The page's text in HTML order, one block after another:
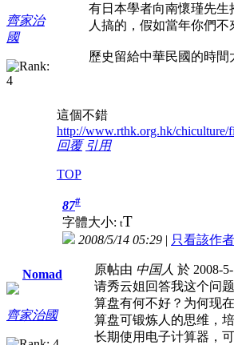
齊家治
國
有日本學者向南懷瑾先
人搞的，假如當年你們
歷史留給中華民國的時
這個不錯
http://www.rthk.org.hk/chiculture/
回覆 引用
TOP
Nomad
齊家治國
87#
字體大小: tT
2008/5/14 05:29 | 只看該作者
原帖由 中国人 於 2008-
请秀云姐回答我这个问题
算盘有何不好？为何现
算盘可锻炼人的思维，
长期使用电子计算器，